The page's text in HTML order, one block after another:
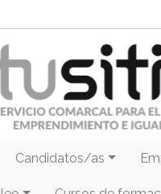
Candidatos/as